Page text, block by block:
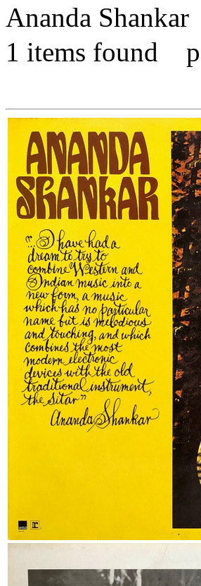
Ananda Shankar
1 items found